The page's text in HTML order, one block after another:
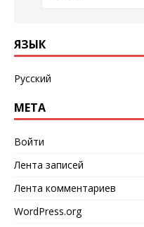
ЯЗЫК
Русский
МЕТА
Войти
Лента записей
Лента комментариев
WordPress.org